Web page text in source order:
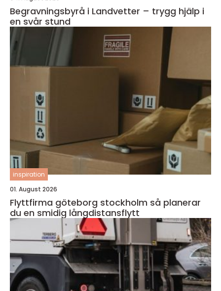
Begravningsbyrå i Landvetter – trygg hjälp i
en svår stund
inspiration
01. August 2026
Flyttfirma göteborg stockholm så planerar
du en smidig långdistansflytt